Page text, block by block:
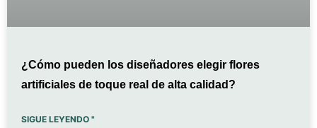
¿Cómo pueden los diseñadores elegir flores
artificiales de toque real de alta calidad?
SIGUE LEYENDO "